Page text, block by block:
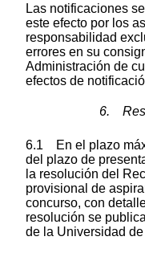
Las notificaciones
este efecto por los
responsabilidad
errores en su
Administración de
efectos de
6.
6.1 En el plazo
del plazo de
la resolución del
provisional de
concurso, con
resolución se
de la Universidad